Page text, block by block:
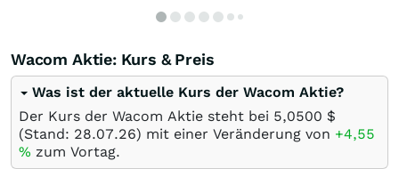
Wacom Aktie: Kurs & Preis
Was ist der aktuelle Kurs der Wacom Aktie?
Der Kurs der Wacom Aktie steht bei 5,0500 $
(Stand: 28.07.26) mit einer Veränderung von +4,55
% zum Vortag.